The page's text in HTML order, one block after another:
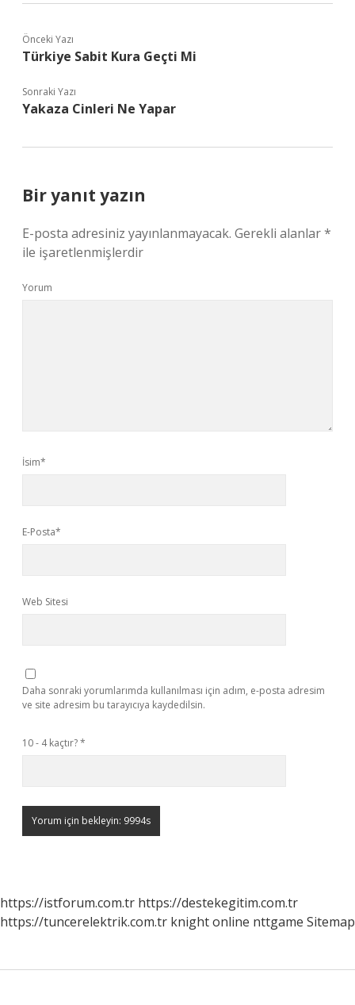
Önceki Yazı
Türkiye Sabit Kura Geçti Mi
Sonraki Yazı
Yakaza Cinleri Ne Yapar
Bir yanıt yazın
E-posta adresiniz yayınlanmayacak. Gerekli alanlar*
ile işaretlenmişlerdir
Yorum
İsim*
E-Posta*
Web Sitesi
Daha sonraki yorumlarımda kullanılması için adım, e-posta adresim
ve site adresim bu tarayıcıya kaydedilsin.
10 - 4 kaçtır?*
https://istforum.com.tr https://destekegitim.com.tr
https://tuncerelektrik.com.tr knight online nttgame Sitemap